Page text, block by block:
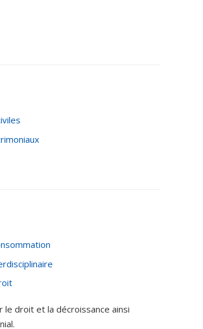
droit et la décroissance ainsi